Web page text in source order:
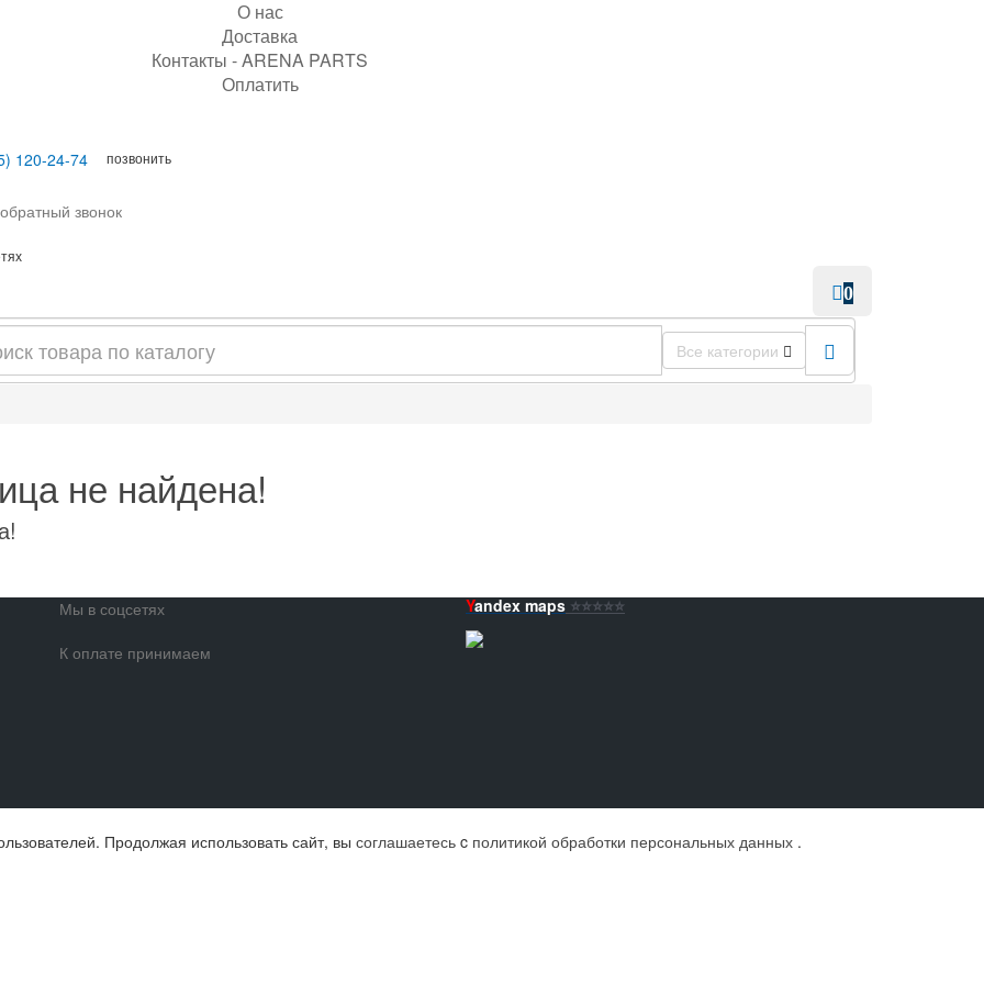
О нас
Доставка
Контакты - ARENA PARTS
Оплатить
120-24-74 позвонить
звонок
0
Все категории
не найдена!
Мы в соцсетях
К оплате принимаем
Yandex maps ⭐️⭐️⭐️⭐️⭐️
Продолжая использовать сайт, вы соглашаетесь c политикой обработки персональных данных .